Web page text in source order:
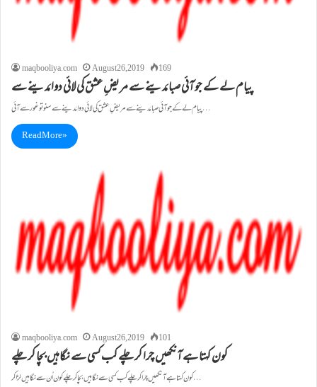
maqbooliya.com August 26, 2019 169
پیام لے کے جو آئی صبا مَدینے سے مریضِ عشق کی لائی دوا مَدینے سے
پیام لے کے جو آئی صبا مَدینے سے مریضِ عشق کی لائی دوا مَدینے سے سنو تو غور سے آئی…
Read More »
maqbooliya.com August 26, 2019 101
کون کہتا ہے آنکھیں چرا کر چلے کب کسی سے نگاہیں بچا کر چلے
کون کہتا ہے آنکھیں چرا کر چلے کب کسی سے نگاہیں بچا کر چلے کون اُن سے نگاہیں لڑا کر…